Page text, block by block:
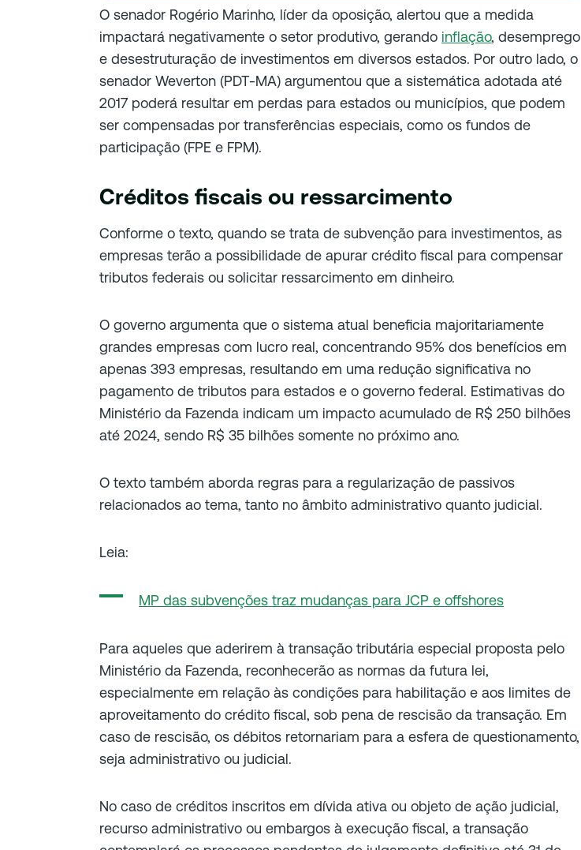
O senador Rogério Marinho, líder da oposição, alertou que a medida
impactará negativamente o setor produtivo, gerando inflação, desemprego
e desestruturação de investimentos em diversos estados. Por outro lado, o
senador Weverton (PDT-MA) argumentou que a sistemática adotada até
2017 poderá resultar em perdas para estados ou municípios, que podem
ser compensadas por transferências especiais, como os fundos de
participação (FPE e FPM).
Créditos fiscais ou ressarcimento
Conforme o texto, quando se trata de subvenção para investimentos, as
empresas terão a possibilidade de apurar crédito fiscal para compensar
tributos federais ou solicitar ressarcimento em dinheiro.
O governo argumenta que o sistema atual beneficia majoritariamente
grandes empresas com lucro real, concentrando 95% dos benefícios em
apenas 393 empresas, resultando em uma redução significativa no
pagamento de tributos para estados e o governo federal. Estimativas do
Ministério da Fazenda indicam um impacto acumulado de R$ 250 bilhões
até 2024, sendo R$ 35 bilhões somente no próximo ano.
O texto também aborda regras para a regularização de passivos
relacionados ao tema, tanto no âmbito administrativo quanto judicial.
Leia:
MP das subvenções traz mudanças para JCP e offshores
Para aqueles que aderirem à transação tributária especial proposta pelo
Ministério da Fazenda, reconhecerão as normas da futura lei,
especialmente em relação às condições para habilitação e aos limites de
aproveitamento do crédito fiscal, sob pena de rescisão da transação. Em
caso de rescisão, os débitos retornariam para a esfera de questionamento,
seja administrativo ou judicial.
No caso de créditos inscritos em dívida ativa ou objeto de ação judicial,
recurso administrativo ou embargos à execução fiscal, a transação